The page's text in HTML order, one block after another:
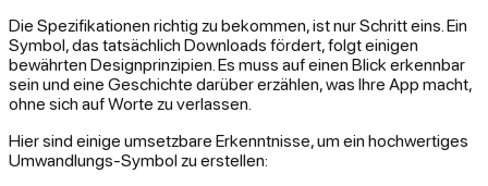
Die Spezifikationen richtig zu bekommen, ist nur Schritt eins. Ein
Symbol, das tatsächlich Downloads fördert, folgt einigen
bewährten Designprinzipien. Es muss auf einen Blick erkennbar
sein und eine Geschichte darüber erzählen, was Ihre App macht,
ohne sich auf Worte zu verlassen.
Hier sind einige umsetzbare Erkenntnisse, um ein hochwertiges
Umwandlungs-Symbol zu erstellen: